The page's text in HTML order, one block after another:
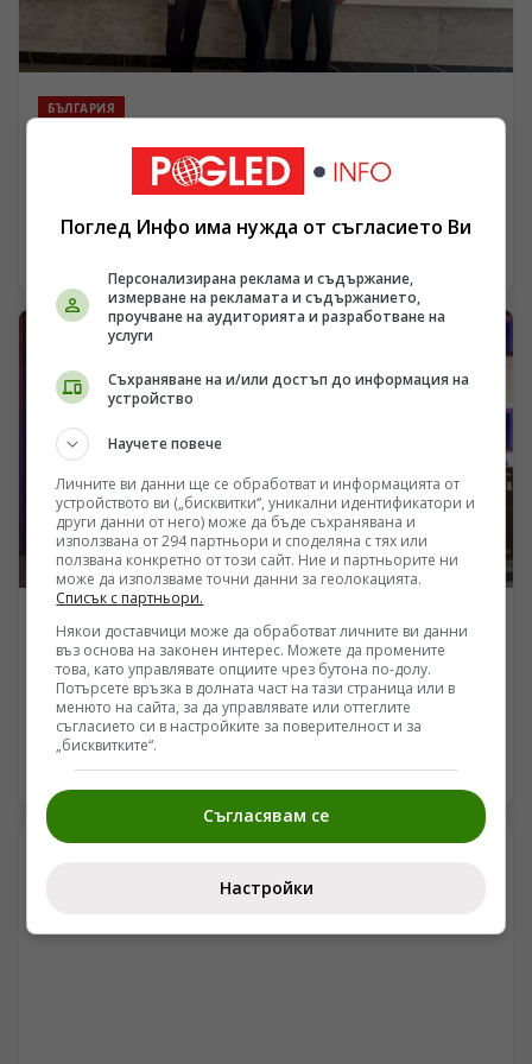
политика, насочена към собственото си развитие и
сигурност. Не пропускайте тази дискусия, която
поставя въпроси с дългосрочно значение за Европа и
България.
БЪЛГАРИЯ
Румен Петков и Георги Стамболиев обсъдиха с
посланика на Русия честванията на Шипченската
епопея и осъдиха медийните лъжи за събитията в
храм „Св. Неделя“
и Георги Стамболиев проведоха среща с извънредния
България Н. Пр. Елеонора Митрофанова. Основен
акцент в разговора бяха предстоящите чествания на
боевете при Шипка, които ще се проведат на 21
август. Беше подчертана необходимостта паметта за
подвига на българските опълченци и руските войни
да бъде съхранявана и предавана на следващите
историческа памет.
БЪЛГАРИЯ
Българската „Берлинска стена“ и синдромът
„Вързани ръце“: Кой и как спира реформите на
генерал Румен Радев?
/Поглед.инфо/ (Защо синдромът „Вързани ръце“ е
обективна реалност?) Усилията за демонтаж на
олигархичния модел зациклят не поради липса на
стратегическа визия и воля на правителството и
екипа на министър-председателя Румен Радев за
реформи, а заради перфектно конструираната и
за блокиране на българския преход към демокрация и
04.08.2026 07:08
Поглед Инфо има нужда от съгласието Ви
Персонализирана реклама и съдържание,
измерване на рекламата и съдържанието,
проучване на аудиторията и разработване на
услуги
Съхраняване на и/или достъп до информация на
устройство
Научете повече
Личните ви данни ще се обработват и информацията от
устройството ви („бисквитки“, уникални идентификатори и
други данни от него) може да бъде съхранявана и
използвана от 294 партньори и споделяна с тях или
ползвана конкретно от този сайт. Ние и партньорите ни
може да използваме точни данни за геолокацията.
Списък с партньори.
Някои доставчици може да обработват личните ви данни
въз основа на законен интерес. Можете да промените
това, като управлявате опциите чрез бутона по-долу.
Потърсете връзка в долната част на тази страница или в
менюто на сайта, за да управлявате или оттеглите
съгласието си в настройките за поверителност и за
„бисквитките“.
Съгласявам се
Настройки